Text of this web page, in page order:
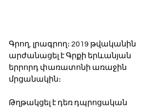
Գրող, լրագրող։ 2019 թվականին
արժանացել է Գրքի երևանյան
երրորդ փառատոնի առաջին
մրցանակին։
Թղթակցել է դեռ դպրոցական